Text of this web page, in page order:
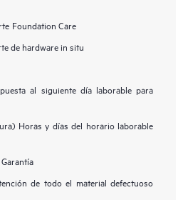
Foundation Care
de hardware in situ
al siguiente día laborable para
Horas y días del horario laborable
Garantía
de todo el material defectuoso